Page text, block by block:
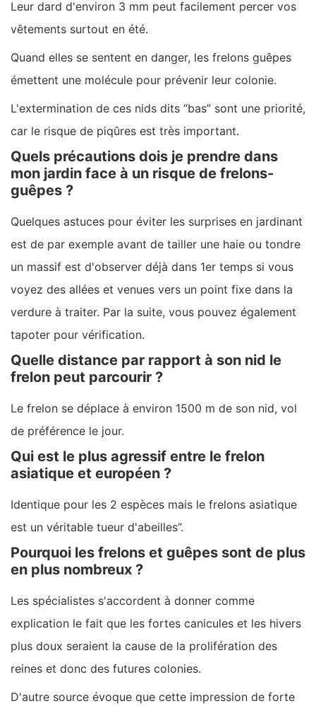
Leur dard d'environ 3 mm peut facilement percer vos
vêtements surtout en été.
Quand elles se sentent en danger, les frelons guêpes
émettent une molécule pour prévenir leur colonie.
L'extermination de ces nids dits “bas” sont une priorité,
car le risque de piqûres est très important.
Quels précautions dois je prendre dans
mon jardin face à un risque de frelons-
guêpes ?
Quelques astuces pour éviter les surprises en jardinant
est de par exemple avant de tailler une haie ou tondre
un massif est d'observer déjà dans 1er temps si vous
voyez des allées et venues vers un point fixe dans la
verdure à traiter. Par la suite, vous pouvez également
tapoter pour vérification.
Quelle distance par rapport à son nid le
frelon peut parcourir ?
Le frelon se déplace à environ 1500 m de son nid, vol
de préférence le jour.
Qui est le plus agressif entre le frelon
asiatique et européen ?
Identique pour les 2 espèces mais le frelons asiatique
est un véritable tueur d'abeilles”.
Pourquoi les frelons et guêpes sont de plus
en plus nombreux ?
Les spécialistes s'accordent à donner comme
explication le fait que les fortes canicules et les hivers
plus doux seraient la cause de la prolifération des
reines et donc des futures colonies.
D'autre source évoque que cette impression de forte